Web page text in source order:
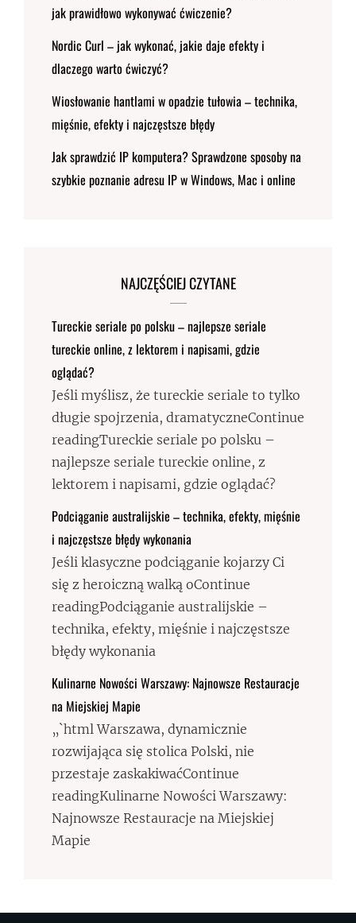
jak prawidłowo wykonywać ćwiczenie?
Nordic Curl – jak wykonać, jakie daje efekty i
dlaczego warto ćwiczyć?
Wiosłowanie hantlami w opadzie tułowia – technika,
mięśnie, efekty i najczęstsze błędy
Jak sprawdzić IP komputera? Sprawdzone sposoby na
szybkie poznanie adresu IP w Windows, Mac i online
NAJCZĘŚCIEJ CZYTANE
Tureckie seriale po polsku – najlepsze seriale
tureckie online, z lektorem i napisami, gdzie
oglądać?
Jeśli myślisz, że tureckie seriale to tylko
długie spojrzenia, dramatyczneContinue
readingTureckie seriale po polsku –
najlepsze seriale tureckie online, z
lektorem i napisami, gdzie oglądać?
Podciąganie australijskie – technika, efekty, mięśnie
i najczęstsze błędy wykonania
Jeśli klasyczne podciąganie kojarzy Ci
się z heroiczną walką oContinue
readingPodciąganie australijskie –
technika, efekty, mięśnie i najczęstsze
błędy wykonania
Kulinarne Nowości Warszawy: Najnowsze Restauracje
na Miejskiej Mapie
„`html Warszawa, dynamicznie
rozwijająca się stolica Polski, nie
przestaje zaskakiwaćContinue
readingKulinarne Nowości Warszawy:
Najnowsze Restauracje na Miejskiej
Mapie